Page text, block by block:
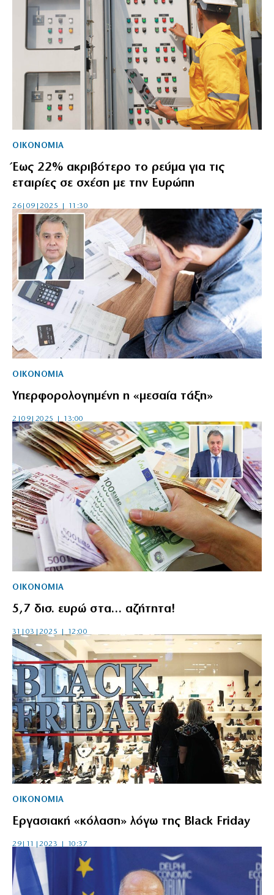
ΟΙΚΟΝΟΜΙΑ
Έως 22% ακριβότερο το ρεύμα για τις
εταιρίες σε σχέση με την Ευρώπη
26|09|2025 | 11:30
ΟΙΚΟΝΟΜΙΑ
Υπερφορολογημένη η «μεσαία τάξη»
2|09|2025 | 13:00
ΟΙΚΟΝΟΜΙΑ
5,7 δισ. ευρώ στα… αζήτητα!
31|03|2025 | 12:00
ΟΙΚΟΝΟΜΙΑ
Εργασιακή «κόλαση» λόγω της Black Friday
29|11|2023 | 10:37